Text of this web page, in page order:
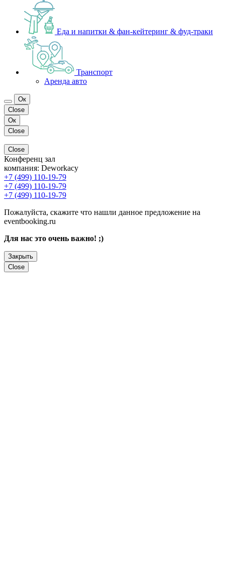
Еда и напитки & фан-кейтеринг & фуд-траки
Транспорт
Аренда авто
Ок
Close
Ок
Close
Close
Конференц зал
компания: Deworkacy
+7 (499) 110-19-79
+7 (499) 110-19-79
+7 (499) 110-19-79
Пожалуйста, скажите что нашли данное предложение на
eventbooking.ru
Для нас это очень важно! ;)
Закрыть
Close